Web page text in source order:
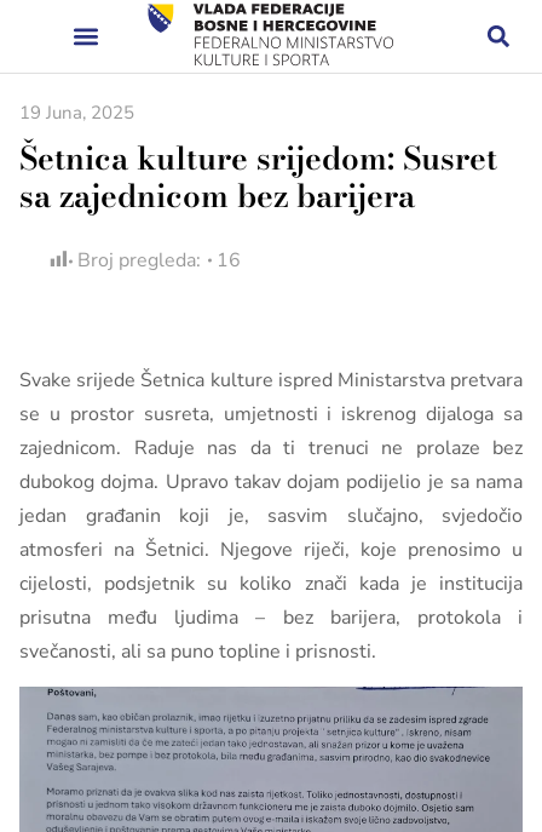
19 Juna, 2025
Šetnica kulture srijedom: Susret
sa zajednicom bez barijera
Broj pregleda: 16
Svake srijede Šetnica kulture ispred Ministarstva pretvara
se u prostor susreta, umjetnosti i iskrenog dijaloga sa
zajednicom. Raduje nas da ti trenuci ne prolaze bez
dubokog dojma. Upravo takav dojam podijelio je sa nama
jedan građanin koji je, sasvim slučajno, svjedočio
atmosferi na Šetnici. Njegove riječi, koje prenosimo u
cijelosti, podsjetnik su koliko znači kada je institucija
prisutna među ljudima – bez barijera, protokola i
svečanosti, ali sa puno topline i prisnosti.